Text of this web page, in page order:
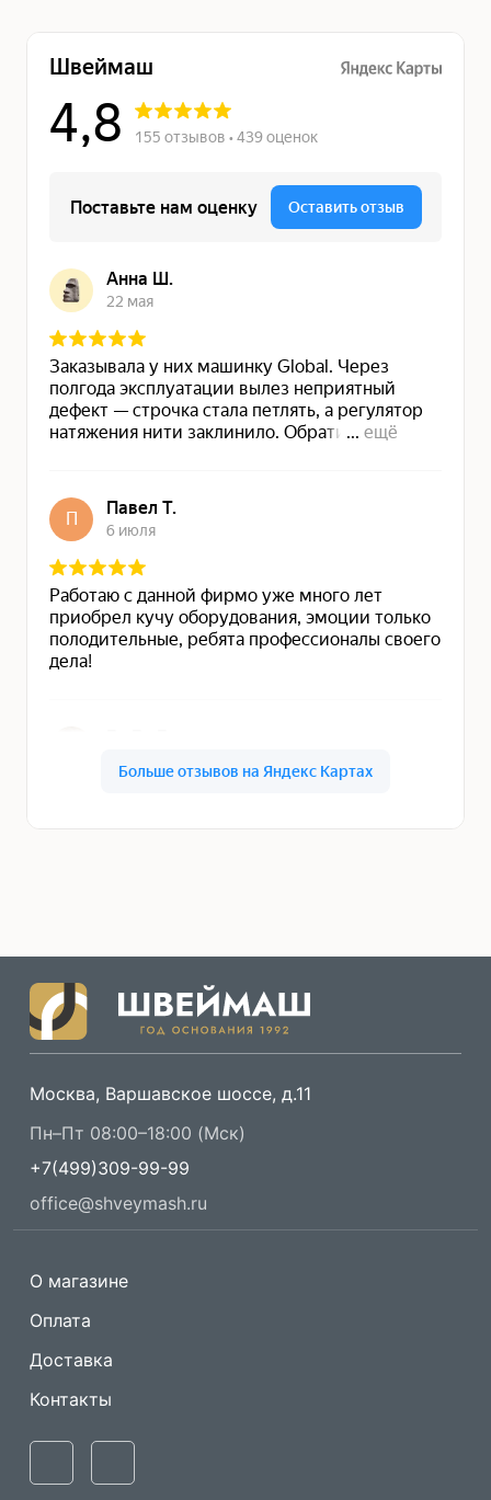
Москва, Варшавское шоссе, д.11
Пн–Пт 08:00–18:00 (Мск)
+7(499)309-99-99
office@shveymash.ru
О магазине
Оплата
Доставка
Контакты